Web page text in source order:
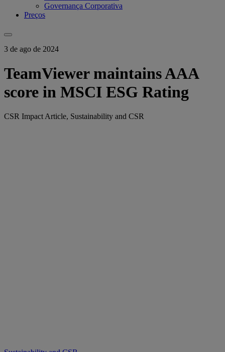
Governança Corporativa
Preços
3 de ago de 2024
TeamViewer maintains AAA
score in MSCI ESG Rating
CSR Impact Article, Sustainability and CSR